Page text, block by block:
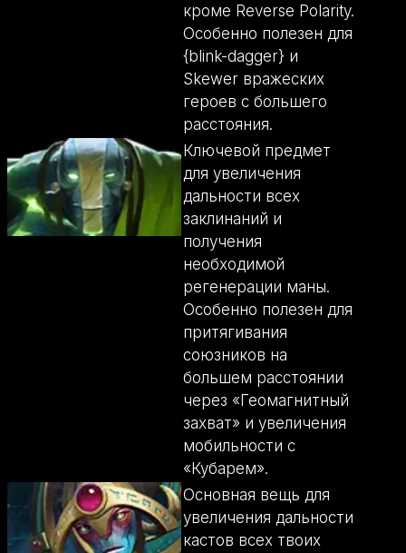
кроме Reverse Polarity.
Особенно полезен для
{blink-dagger} и
Skewer вражеских
героев с большего
расстояния.
Ключевой предмет
для увеличения
дальности всех
заклинаний и
получения
необходимой
регенерации маны.
Особенно полезен для
притягивания
союзников на
большем расстоянии
через «Геомагнитный
захват» и увеличения
мобильности с
«Кубарем».
Основная вещь для
увеличения дальности
кастов всех твоих